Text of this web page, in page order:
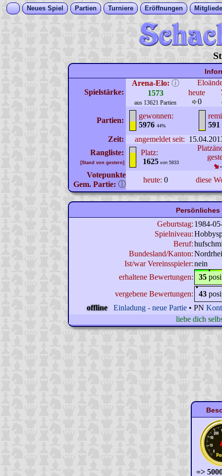
Neues Spiel Partien Turniere Eröffnungen
Spielstärke:
Arena-Elo: ⓘ
1573
aus 13621 Partien
heute
0
Partien:
gewonnen:
5976 44%
591
Zeit:
angemeldet seit:
Rangliste:
[Stand von gestern]
Platz:
1625 von 5833
Votepunkte
Gem. Partie: ⓘ
heute: 0 diese
Geburtstag: 1984-
Spielniveau:
Beruf:
Bundesland/Kanton:
Ist/war Vereinsspieler:nein
erhaltene Bewertungen:
35
vergebene Bewertungen:
43
offline
Einladung - neue Partie • PN
liebe dich
=>